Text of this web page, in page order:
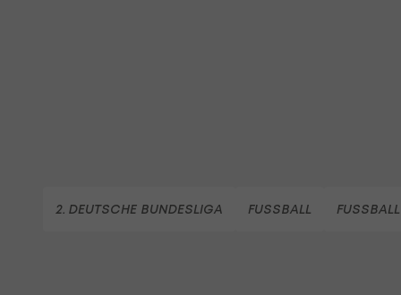
2. DEUTSCHE BUNDESLIGA FUSSBALL